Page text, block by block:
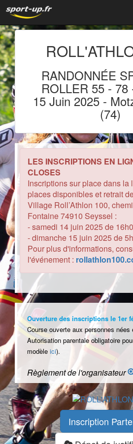
RANDONNÉE
ROLLER 55 - 78
15 Juin 2025 -
(74)
LES INSCRIPTIONS EN
CLOSES
Inscriptions sur place dans la
places disponibles et retrait
Village Roll’Athlon 100,
Fontaine 74910 Seyssel :
- samedi 14 juin 2025 de
- dimanche 15 juin 2025 de
Pour plus d'informations,
l'événement :
Ouverture des inscriptions le 1er
Course ouverte aux personnes nées
Autorisation parentale obligatoire
modèle ici).
Règlement de l'organisateur
Inscription